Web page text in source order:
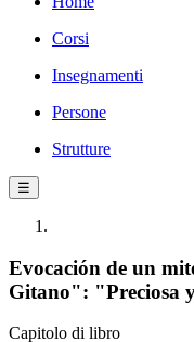
Corsi
Insegnamenti
Persone
Strutture
☰
Evocación de un
Gitano": "Preciosa
Capitolo di libro